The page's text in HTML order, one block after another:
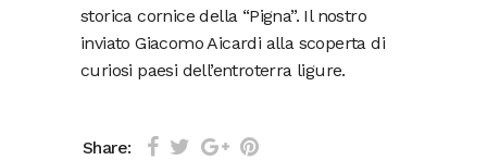
storica cornice della “Pigna”. Il nostro
inviato Giacomo Aicardi alla scoperta di
curiosi paesi dell’entroterra ligure.
Share: